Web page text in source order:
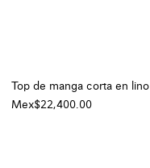
Top de manga corta en lino
Mex$22,400.00